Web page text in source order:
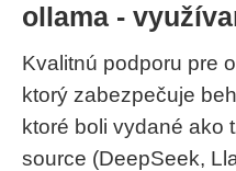
ollama -
Kvalitnú podporu pre
ktorý zabezpečuje
ktoré boli vydané ako
source (DeepSeek,